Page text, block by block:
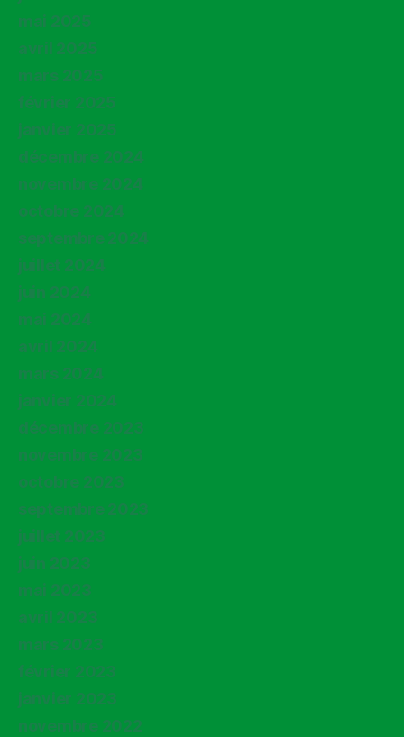
mai 2025
avril 2025
mars 2025
février 2025
janvier 2025
décembre 2024
novembre 2024
octobre 2024
septembre 2024
juillet 2024
juin 2024
mai 2024
avril 2024
mars 2024
janvier 2024
décembre 2023
novembre 2023
octobre 2023
septembre 2023
juillet 2023
juin 2023
mai 2023
avril 2023
mars 2023
février 2023
janvier 2023
novembre 2022